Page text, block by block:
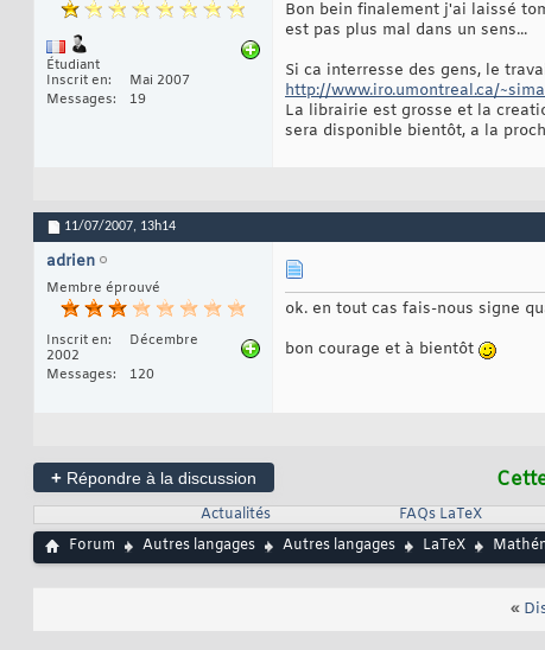
Étudiant
Inscrit en
Mai 2007
Messages
19
Bon bein finalement j'ai laissé
est pas plus mal dans un sens...
Si ca interresse des gens, le
http://www.iro.umontreal.ca/
La librairie est grosse et la
sera disponible bientôt, a la
11/07/2007, 13h14
adrien
Membre éprouvé
Inscrit en
Décembre
2002
Messages
120
ok. en tout cas fais-nous signe
bon courage et à bientôt
+ Répondre à la discussion
Actualités FAQs LaTeX
Forum
Autres langages Autres langages LaTeX
«